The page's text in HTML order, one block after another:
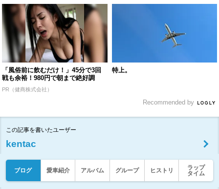
「風俗前に飲むだけ！」45分で3回
戦も余裕！980円で朝まで絶好調
PR（健商株式会社）
特上。
Recommended by
この記事を書いたユーザー
kentac
ブログ 愛車紹介 アルバム グループ ヒストリ
ラップ
タイム